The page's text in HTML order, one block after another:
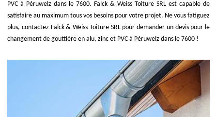
PVC à Péruwelz dans le 7600. Falck & Weiss Toiture SRL est capable de
satisfaire au maximum tous vos besoins pour votre projet. Ne vous fatiguez
plus, contactez Falck & Weiss Toiture SRL pour demander un devis pour le
changement de gouttière en alu, zinc et PVC à Péruwelz dans le 7600 !